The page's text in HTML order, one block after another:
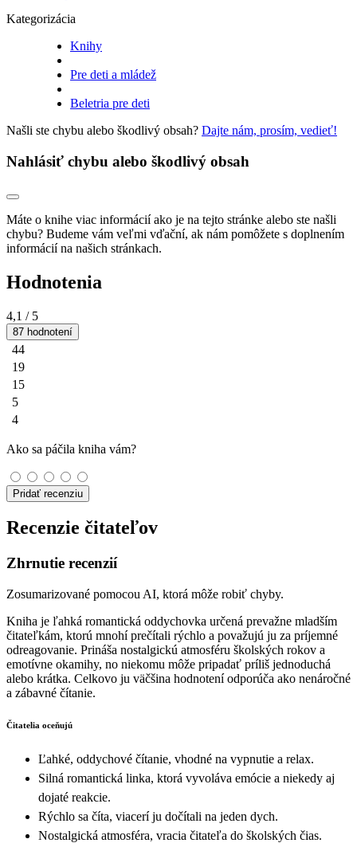
Kategorizácia
Knihy
Pre deti a mládež
Beletria pre deti
Našli ste chybu alebo škodlivý obsah? Dajte nám, prosím, vedieť!
Nahlásiť chybu alebo škodlivý obsah
Máte o knihe viac informácií ako je na tejto stránke alebo ste našli
chybu? Budeme vám veľmi vďační, ak nám pomôžete s doplnením
informácií na našich stránkach.
Hodnotenia
4,1 / 5
87 hodnotení
44
19
15
5
4
Ako sa páčila kniha vám?
Pridať recenziu
Recenzie čitateľov
Zhrnutie recenzií
Zosumarizované pomocou AI, ktorá môže robiť chyby.
Kniha je ľahká romantická oddychovka určená prevažne mladším
čitateľkám, ktorú mnohí prečítali rýchlo a považujú ju za príjemné
odreagovanie. Prináša nostalgickú atmosféru školských rokov a
emotívne okamihy, no niekomu môže pripadať príliš jednoduchá
alebo krátka. Celkovo ju väčšina hodnotení odporúča ako nenáročné
a zábavné čítanie.
Čitatelia oceňujú
Ľahké, oddychové čítanie, vhodné na vypnutie a relax.
Silná romantická linka, ktorá vyvoláva emócie a niekedy aj
dojaté reakcie.
Rýchlo sa číta, viacerí ju dočítali na jeden dych.
Nostalgická atmosféra, vracia čitateľa do školských čias.